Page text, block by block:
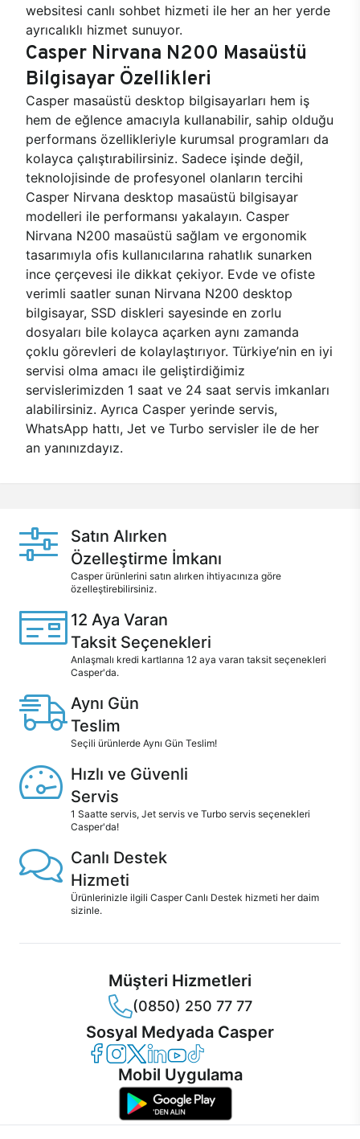
websitesi canlı sohbet hizmeti ile her an her yerde
ayrıcalıklı hizmet sunuyor.
Casper Nirvana N200 Masaüstü
Bilgisayar Özellikleri
Casper masaüstü desktop bilgisayarları hem iş
hem de eğlence amacıyla kullanabilir, sahip olduğu
performans özellikleriyle kurumsal programları da
kolayca çalıştırabilirsiniz. Sadece işinde değil,
teknolojisinde de profesyonel olanların tercihi
Casper Nirvana desktop masaüstü bilgisayar
modelleri ile performansı yakalayın. Casper
Nirvana N200 masaüstü sağlam ve ergonomik
tasarımıyla ofis kullanıcılarına rahatlık sunarken
ince çerçevesi ile dikkat çekiyor. Evde ve ofiste
verimli saatler sunan Nirvana N200 desktop
bilgisayar, SSD diskleri sayesinde en zorlu
dosyaları bile kolayca açarken aynı zamanda
çoklu görevleri de kolaylaştırıyor. Türkiye’nin en iyi
servisi olma amacı ile geliştirdiğimiz
servislerimizden 1 saat ve 24 saat servis imkanları
alabilirsiniz. Ayrıca Casper yerinde servis,
WhatsApp hattı, Jet ve Turbo servisler ile de her
an yanınızdayız.
Satın Alırken
Özelleştirme İmkanı
Casper ürünlerini satın alırken ihtiyacınıza göre
özelleştirebilirsiniz.
12 Aya Varan
Taksit Seçenekleri
Anlaşmalı kredi kartlarına 12 aya varan taksit seçenekleri
Casper'da.
Aynı Gün
Teslim
Seçili ürünlerde Aynı Gün Teslim!
Hızlı ve Güvenli
Servis
1 Saatte servis, Jet servis ve Turbo servis seçenekleri
Casper'da!
Canlı Destek
Hizmeti
Ürünlerinizle ilgili Casper Canlı Destek hizmeti her daim
sizinle.
Müşteri Hizmetleri
(0850) 250 77 77
Sosyal Medyada Casper
Casper Facebook
Casper Instagram
Casper Twitter
Casper LinkedIn
Casper YouTube
Casper TikTok
Mobil Uygulama